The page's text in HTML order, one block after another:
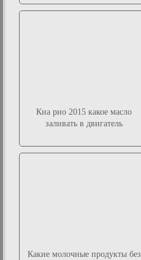
Киа рио 2015 какое масло
заливать в двигатель
Какие молочные продукты без